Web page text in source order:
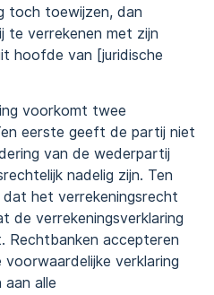
toch toewijzen, dan
te verrekenen met zijn
hoofde van [juridische
voorkomt twee
eerste geeft de partij niet
van de wederpartij
nadelig zijn. Ten
het verrekeningsrecht
de verrekeningsverklaring
accepteren
verklaring
alle